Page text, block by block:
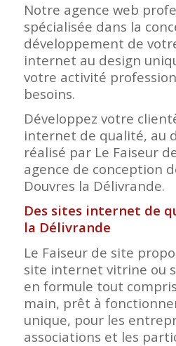
Notre agence web
spécialisée dans la
développement de
internet au design
votre activité
besoins.
Développez votre
internet de qualité, au
réalisé par Le Faiseur
agence de conception
Douvres la Délivrande.
Des sites internet de
la Délivrande
Le Faiseur de site
site internet vitrine ou
en formule tout
main, prêt à
unique, pour les
associations et les